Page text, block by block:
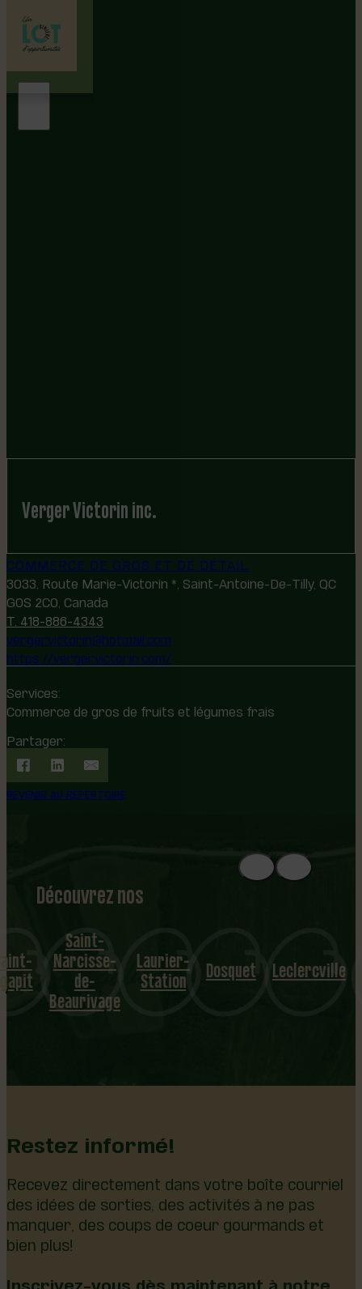
Verger Victorin inc.
COMMERCE DE GROS ET DE DÉTAIL
3033, Route Marie-Victorin *, Saint-Antoine-De-Tilly, QC
G0S 2C0, Canada
T. 418-886-4343
vergervictorin@hotmail.com
https://vergervictorin.com/
Services:
Commerce de gros de fruits et légumes frais
Partager:
REVENIR AU RÉPERTOIRE
Découvrez nos
1
8
mu
nicipalités
Saint-
Narcisse-
de-
Beaurivage
Laurier-
Station Dosquet Leclercville
Restez informé!
Recevez directement dans votre boîte courriel
des idées de sorties, des activités à ne pas
manquer, des coups de coeur gourmands et
bien plus!